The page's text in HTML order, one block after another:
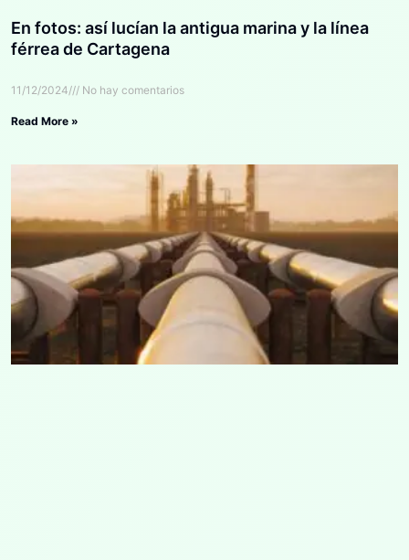
En fotos: así lucían la antigua marina y la línea
férrea de Cartagena
11/12/2024 No hay comentarios
Read More »